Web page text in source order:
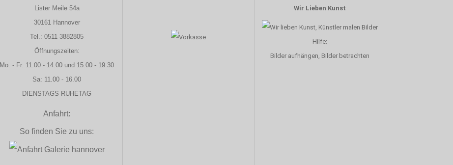
Lister Meile 54a
30161 Hannover
Tel.: 0511 3882805
Öffnungszeiten:
Mo. - Fr. 11.00 - 14.00 und 15.00 - 19.30
Sa: 11.00 - 16.00
DIENSTAGS RUHETAG
Anfahrt:
So finden Sie zu uns:
Wir Lieben Kunst
Hilfe:
Bilder aufhängen, Bilder betrachten